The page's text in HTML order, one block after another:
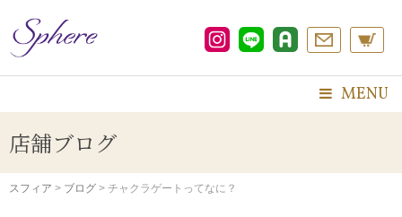
テ
キ
プ
MENU
店舗ブログ
スフィア > ブログ > チャクラゲートってなに？